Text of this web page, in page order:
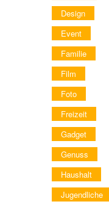
Design
Event
Familie
Film
Foto
Freizeit
Gadget
Genuss
Haushalt
Jugendliche